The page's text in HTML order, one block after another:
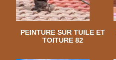
PEINTURE SUR TUILE ET
TOITURE 82